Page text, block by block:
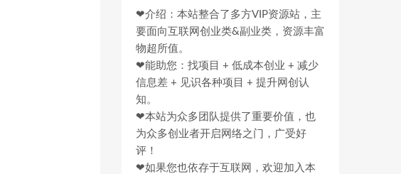
❤介绍：本站整合了多方VIP资源站，主
要面向互联网创业类&副业类，资源丰富
物超所值。
❤能助您：找项目 + 低成本创业 + 减少
信息差 + 见识各种项目 + 提升网创认
知。
❤本站为众多团队提供了重要价值，也
为众多创业者开启网络之门，广受好
评！
❤如果您也依存于互联网，欢迎加入本